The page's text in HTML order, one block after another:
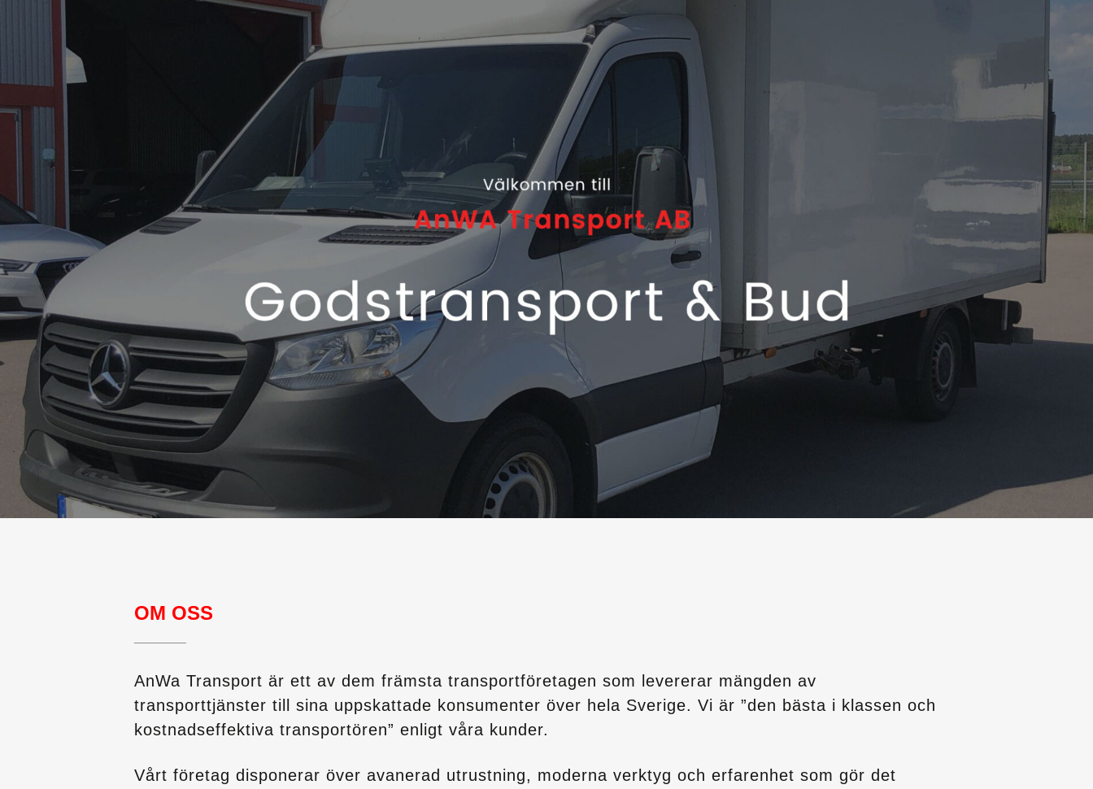
OM OSS
AnWa Transport är ett av dem främsta transportföretagen som levererar mängden av
transporttjänster till sina uppskattade konsumenter över hela Sverige. Vi är ”den bästa i klassen och
kostnadseffektiva transportören” enligt våra kunder.
Vårt företag disponerar över avanerad utrustning, moderna verktyg och erfarenhet som gör det